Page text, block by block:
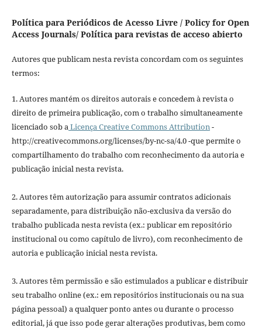
Política para Periódicos de Acesso Livre / Policy for Open
Access Journals/ Política para revistas de acceso abierto
Autores que publicam nesta revista concordam com os seguintes
termos:
1. Autores mantém os direitos autorais e concedem à revista o
direito de primeira publicação, com o trabalho simultaneamente
licenciado sob aLicença Creative Commons Attribution-
http://creativecommons.org/licenses/by-nc-sa/4.0 -que permite o
compartilhamento do trabalho com reconhecimento da autoria e
publicação inicial nesta revista.
2. Autores têm autorização para assumir contratos adicionais
separadamente, para distribuição não-exclusiva da versão do
trabalho publicada nesta revista (ex.: publicar em repositório
institucional ou como capítulo de livro), com reconhecimento de
autoria e publicação inicial nesta revista.
3. Autores têm permissão e são estimulados a publicar e distribuir
seu trabalho online (ex.: em repositórios institucionais ou na sua
página pessoal) a qualquer ponto antes ou durante o processo
editorial, já que isso pode gerar alterações produtivas, bem como